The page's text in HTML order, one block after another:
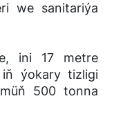
we sanitariýa
ini 17 metre
iň ýokary tizligi
500 tonna